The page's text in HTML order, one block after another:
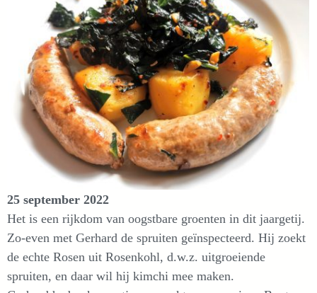
25 september 2022
Het is een rijkdom van oogstbare groenten in dit jaargetij.
Zo-even met Gerhard de spruiten geïnspecteerd. Hij zoekt
de echte Rosen uit Rosenkohl, d.w.z. uitgroeiende
spruiten, en daar wil hij kimchi mee maken.